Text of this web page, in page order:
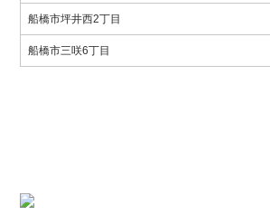
船橋市坪井西2丁目
船橋市三咲6丁目